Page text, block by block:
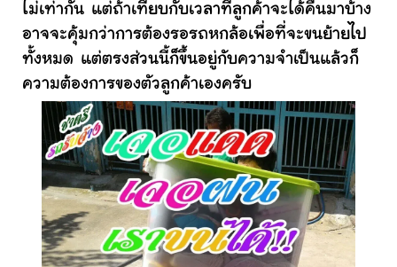
ไม่เท่ากัน แต่ถ้าเทียบกับเวลาที่ลูกค้าจะได้คืนมาบ้าง
อาจจะคุ้มกว่าการต้องรอรถหกล้อเพื่อที่จะขนย้ายไป
ทั้งหมด แต่ตรงส่วนนี้ก็ขึ้นอยู่กับความจำเป็นแล้วก็
ความต้องการของตัวลูกค้าเองครับ